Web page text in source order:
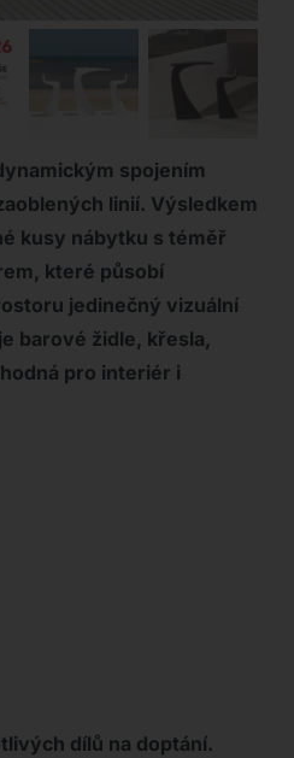
spojením
linií. Výsledkem
kusy nábytku s téměř
které působí
jedinečný vizuální
barové židle, křesla,
pro interiér i
dílů na doptání.